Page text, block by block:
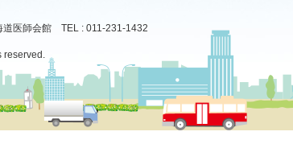
医師会館 TEL : 011-231-1432
reserved.